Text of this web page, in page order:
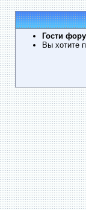
Гости
Вы хотите